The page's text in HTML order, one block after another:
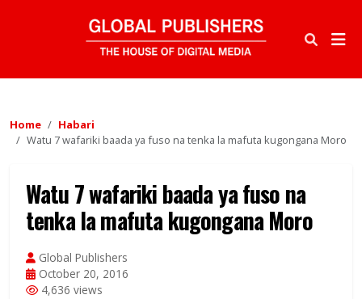
Home
Habari
Watu 7 wafariki baada ya fuso na tenka la mafuta kugongana Moro
Watu 7 wafariki baada ya fuso na
tenka la mafuta kugongana Moro
Global Publishers
October 20, 2016
4,636 views